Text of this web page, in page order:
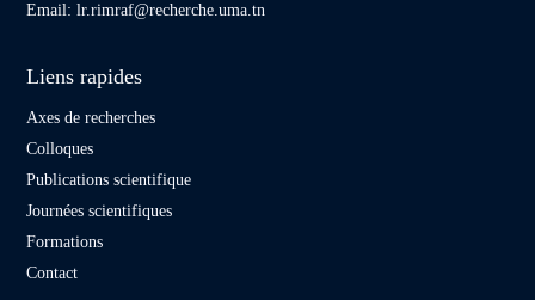
Email:lr.rimraf@recherche.uma.tn
Liens rapides
Axes de recherches
Colloques
Publications scientifique
Journées scientifiques
Formations
Contact